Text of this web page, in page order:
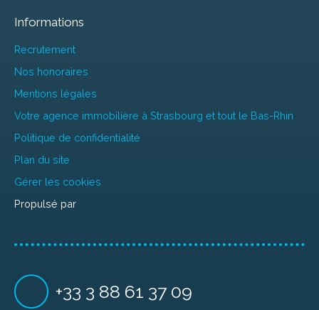
Informations
Recrutement
Nos honoraires
Mentions légales
Votre agence immobilière à Strasbourg et tout le Bas-Rhin
Politique de confidentialité
Plan du site
Gérer les cookies
Propulsé par
+33 3 88 61 37 09